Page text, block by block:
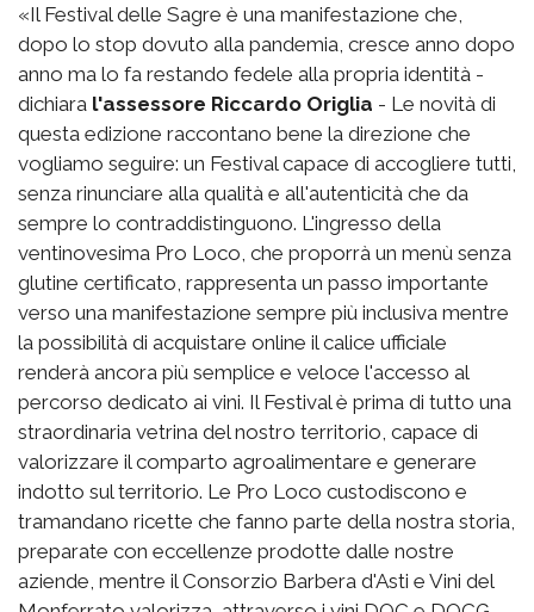
«Il Festival delle Sagre è una manifestazione che,
dopo lo stop dovuto alla pandemia, cresce anno dopo
anno ma lo fa restando fedele alla propria identità -
dichiara l'assessore Riccardo Origlia - Le novità di
questa edizione raccontano bene la direzione che
vogliamo seguire: un Festival capace di accogliere tutti,
senza rinunciare alla qualità e all'autenticità che da
sempre lo contraddistinguono. L'ingresso della
ventinovesima Pro Loco, che proporrà un menù senza
glutine certificato, rappresenta un passo importante
verso una manifestazione sempre più inclusiva mentre
la possibilità di acquistare online il calice ufficiale
renderà ancora più semplice e veloce l'accesso al
percorso dedicato ai vini. Il Festival è prima di tutto una
straordinaria vetrina del nostro territorio, capace di
valorizzare il comparto agroalimentare e generare
indotto sul territorio. Le Pro Loco custodiscono e
tramandano ricette che fanno parte della nostra storia,
preparate con eccellenze prodotte dalle nostre
aziende, mentre il Consorzio Barbera d'Asti e Vini del